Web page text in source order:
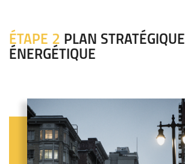
ÉTAPE 2 PLAN STRATÉGIQUE
ÉNERGÉTIQUE